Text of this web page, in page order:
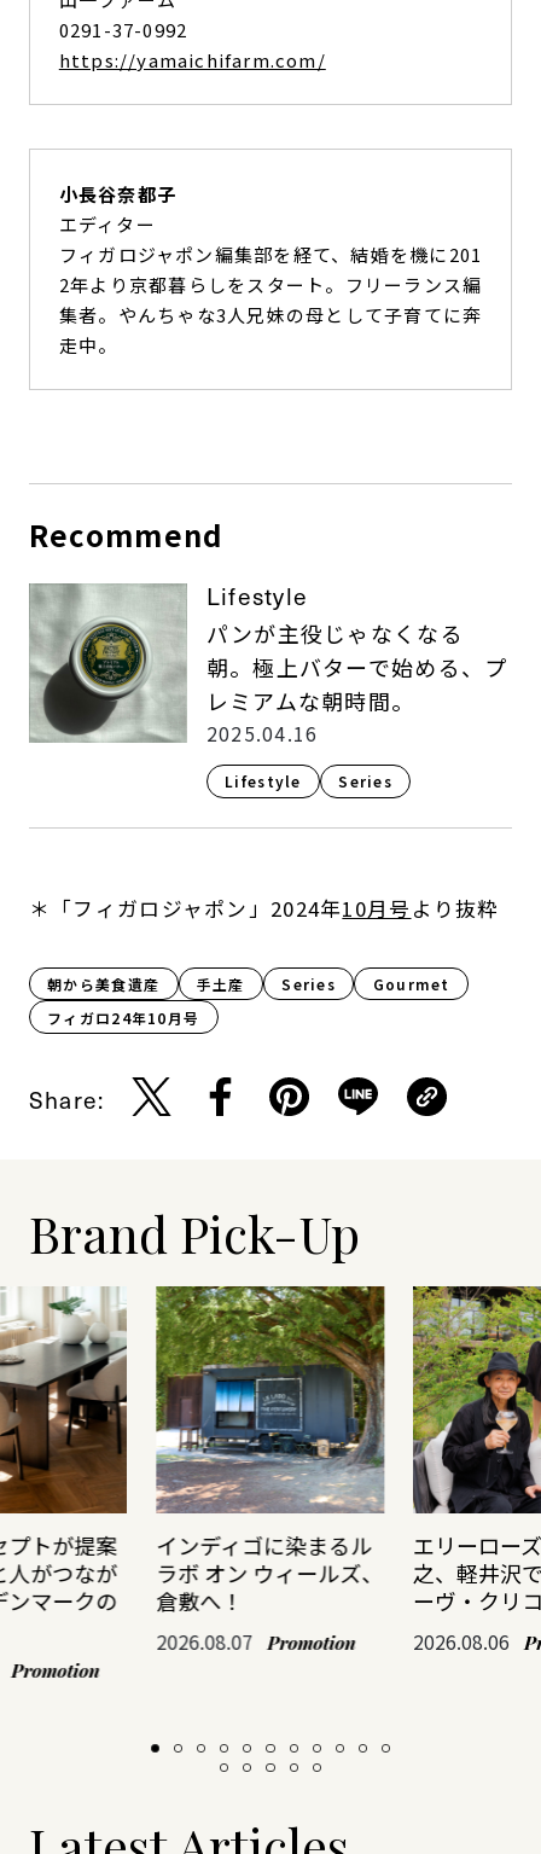
0291-37-0992
https://yamaichifarm.com/
小長谷奈都子
エディター
フィガロジャポン編集部を経て、結婚を機に201
2年より京都暮らしをスタート。フリーランス編
集者。やんちゃな3人兄妹の母として子育てに奔
走中。
Recommend
Lifestyle
パンが主役じゃなくなる
朝。極上バターで始める、プ
レミアムな朝時間。
2025.04.16
Lifestyle​ Series
＊「フィガロジャポン」2024年10月号 より抜粋
朝から美食遺産 手土産 Series
Gourmet
フィガロ24年10月号
Share:
Brand Pick-Up
プトが提案
人がつなが
ンマークの
Promotion
インディゴに染まるル
ラボ オン ウィールズ、
倉敷へ！
2026.08.07 Promotion
エリーロー
之、軽井沢
ーヴ・クリ
2026.08.06